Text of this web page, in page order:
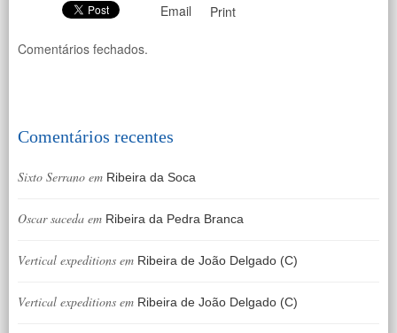
Email Print
Comentários fechados.
Comentários recentes
Sixto Serrano em Ribeira da Soca
Oscar saceda em Ribeira da Pedra Branca
Vertical expeditions em Ribeira de João Delgado (C)
Vertical expeditions em Ribeira de João Delgado (C)